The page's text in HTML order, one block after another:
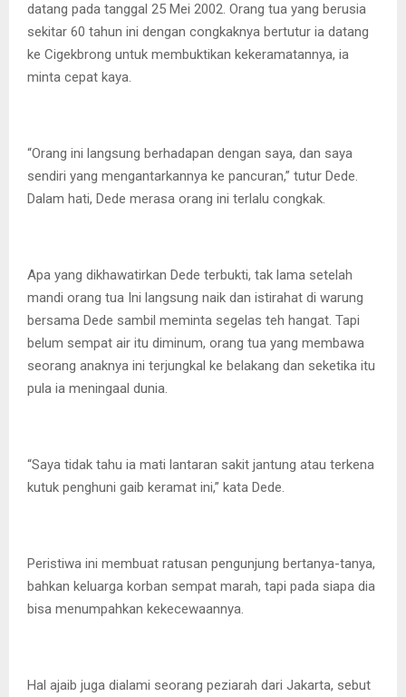
datang pada tanggal 25 Mei 2002. Orang tua yang berusia
sekitar 60 tahun ini dengan congkaknya bertutur ia datang
ke Cigekbrong untuk membuktikan kekeramatannya, ia
minta cepat kaya.
“Orang ini langsung berhadapan dengan saya, dan saya
sendiri yang mengantarkannya ke pancuran,” tutur Dede.
Dalam hati, Dede merasa orang ini terlalu congkak.
Apa yang dikhawatirkan Dede terbukti, tak lama setelah
mandi orang tua Ini langsung naik dan istirahat di warung
bersama Dede sambil meminta segelas teh hangat. Tapi
belum sempat air itu diminum, orang tua yang membawa
seorang anaknya ini terjungkal ke belakang dan seketika itu
pula ia meningaal dunia.
“Saya tidak tahu ia mati lantaran sakit jantung atau terkena
kutuk penghuni gaib keramat ini,” kata Dede.
Peristiwa ini membuat ratusan pengunjung bertanya-tanya,
bahkan keluarga korban sempat marah, tapi pada siapa dia
bisa menumpahkan kekecewaannya.
Hal ajaib juga dialami seorang peziarah dari Jakarta, sebut